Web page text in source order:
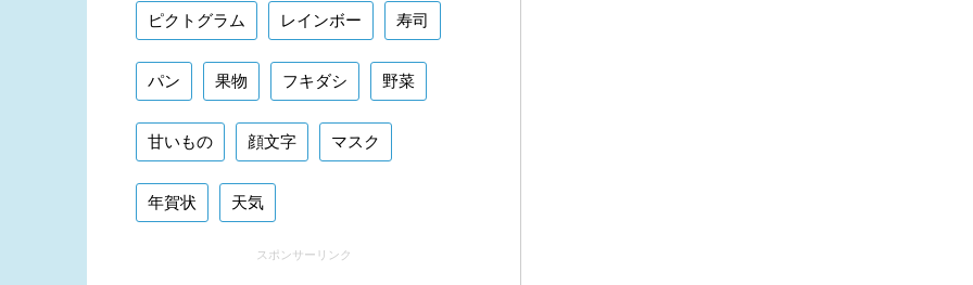
ピクトグラム レインボー 寿司
パン 果物 フキダシ 野菜
甘いもの 顔文字 マスク
年賀状 天気
スポンサーリンク